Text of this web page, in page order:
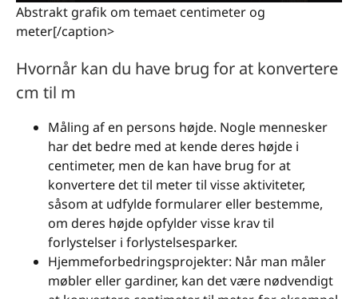
Abstrakt grafik om temaet centimeter og
meter[/caption>
Hvornår kan du have brug for at konvertere
cm til m
Måling af en persons højde. Nogle mennesker
har det bedre med at kende deres højde i
centimeter, men de kan have brug for at
konvertere det til meter til visse aktiviteter,
såsom at udfylde formularer eller bestemme,
om deres højde opfylder visse krav til
forlystelser i forlystelsesparker.
Hjemmeforbedringsprojekter: Når man måler
møbler eller gardiner, kan det være nødvendigt